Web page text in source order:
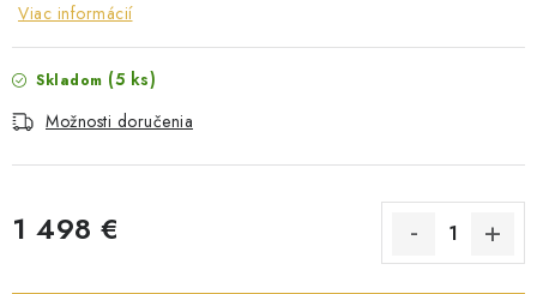
Všeobecné obchodné podmienky
Reklamácia vrátenie tovaru
Kontakty
Viac informácií
Skladom (5 ks)
Možnosti doručenia
1 498 €